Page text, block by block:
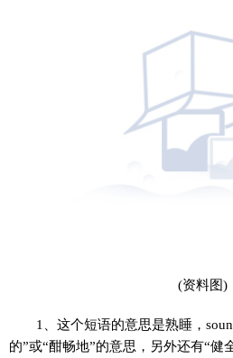
(资料图)
1、这个短语的意思是熟睡，
的”或“酣畅地”的意思，另外还有“健